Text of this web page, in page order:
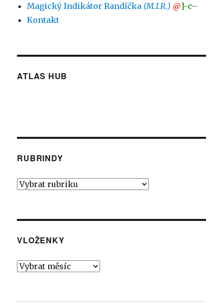
Magický Indikátor Randíčka (M.I.R.) @}-c–
Kontakt
ATLAS HUB
RUBRINDY
Rubrindy
VLOŽENKY
Vloženky